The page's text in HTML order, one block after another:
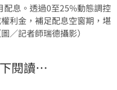
配息。透過0至25%動態調控
利金，補足配息空窗期，堪
／記者師瑞德攝影）
閱讀…